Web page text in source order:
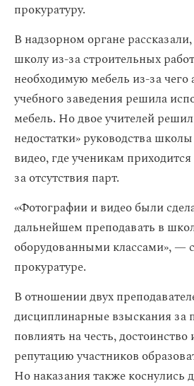
прокуратуру.
В надзорном органе
школу из-за строительных
необходимую мебель из-за
учебного заведения решила
мебель. Но двое учителей
недостатки» руководства
видео, где ученикам
за отсутствия парт.
«Фотографии и видео были
дальнейшем преподавать в
оборудованными классами», —
прокуратуре.
В отношении двух
дисциплинарные взыскания за
повлиять на честь, достоинство
репутацию участников
Но наказания также коснулись